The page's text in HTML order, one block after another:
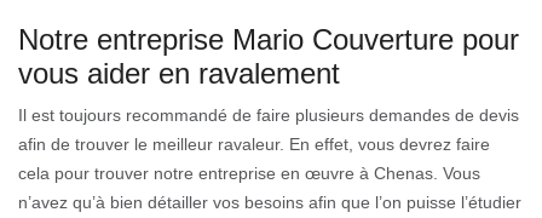
Notre entreprise Mario Couverture pour
vous aider en ravalement
Il est toujours recommandé de faire plusieurs demandes de devis
afin de trouver le meilleur ravaleur. En effet, vous devrez faire
cela pour trouver notre entreprise en œuvre à Chenas. Vous
n’avez qu’à bien détailler vos besoins afin que l’on puisse l’étudier